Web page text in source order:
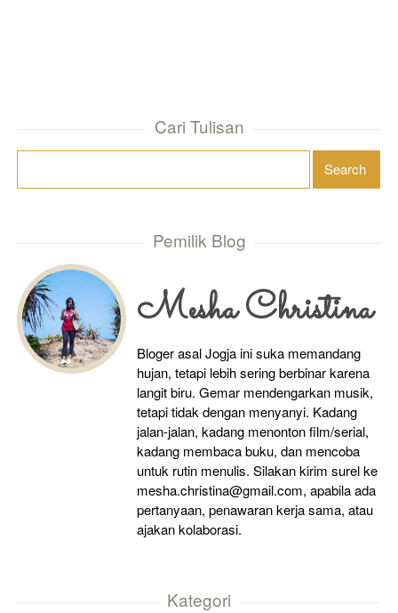
Cari Tulisan
Pemilik Blog
Mesha Christina
Bloger asal Jogja ini suka memandang
hujan, tetapi lebih sering berbinar karena
langit biru. Gemar mendengarkan musik,
tetapi tidak dengan menyanyi. Kadang
jalan-jalan, kadang menonton film/serial,
kadang membaca buku, dan mencoba
untuk rutin menulis. Silakan kirim surel ke
mesha.christina@gmail.com, apabila ada
pertanyaan, penawaran kerja sama, atau
ajakan kolaborasi.
Kategori